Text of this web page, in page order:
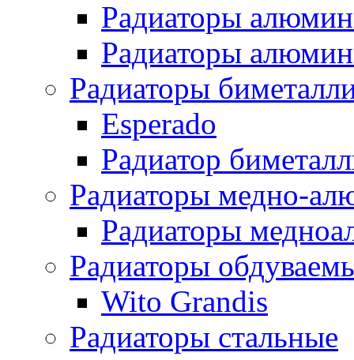
Радиаторы
Радиаторы
Радиаторы
Esperado
Радиатор
Радиаторы медно-
Радиаторы
Радиаторы
Wito Grandis
Радиаторы стальные